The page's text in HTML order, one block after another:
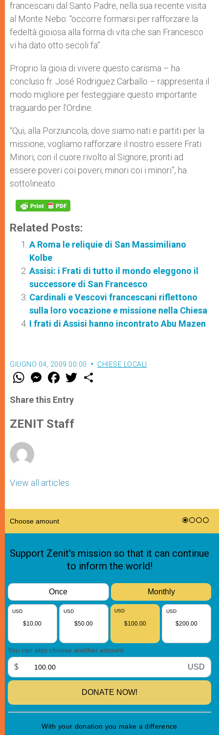
francescani dal Santo Padre, nella sua recente visita
al Monte Nebo: “occorre formarsi per rafforzare la
fedeltà gioiosa alla forma di vita che san Francesco
vi ha dato otto secoli fa”.
Proprio la gioia di vivere questo carisma – ha
concluso fr. José Rodriguez Carballo – rappresenta il
modo migliore per festeggiare questo importante
traguardo per l’Ordine.
“Qui, alla Porziuncola, dove siamo nati e partiti per la
missione, vogliamo rafforzare il nostro essere Frati
Minori, con il cuore rivolto al Signore, pronti ad
essere poveri coi poveri, minori coi i minori”, ha
sottolineato.
Related Posts:
A Roma le reliquie di San Massimiliano
Kolbe
Assisi: i Frati di tutto il mondo eleggono il
successore di San Francesco
Cardinali e Vescovi francescani riflettono
sulla loro vocazione e missione nella Chiesa
I frati di Assisi hanno incontrato Abu Mazen
GIUGNO 04, 2009 00:00 CHIESE LOCALI
W
t
s
p
p
M
e
s
e
g
e
F
a
e
b
o
k
w
Share this Entry
ZENIT Staff
View all articles